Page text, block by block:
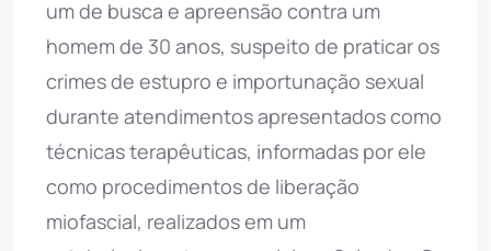
um de busca e apreensão contra um
homem de 30 anos, suspeito de praticar os
crimes de estupro e importunação sexual
durante atendimentos apresentados como
técnicas terapêuticas, informadas por ele
como procedimentos de liberação
miofascial, realizados em um